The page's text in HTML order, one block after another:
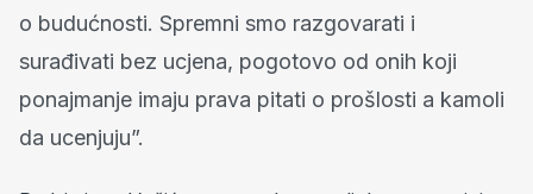
o budućnosti. Spremni smo razgovarati i
surađivati bez ucjena, pogotovo od onih koji
ponajmanje imaju prava pitati o prošlosti a kamoli
da ucenjuju”.